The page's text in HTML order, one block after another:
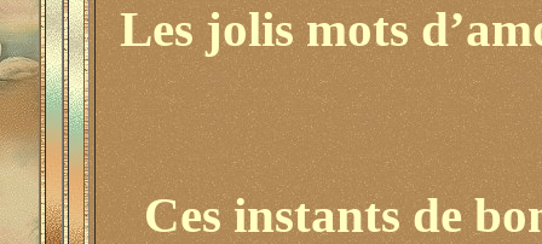
Les jolis mots
Ces instants de